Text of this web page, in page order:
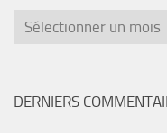
Archives
DERNIERS